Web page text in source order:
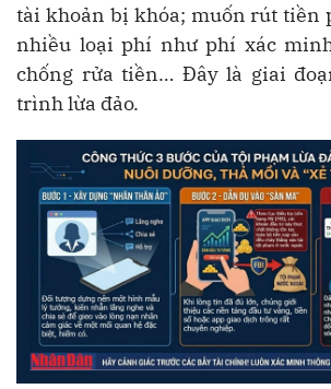
tài khoản bị khóa; muốn rút tiền
nhiều loại phí như phí xác
chống rửa tiền… Đây là giai
trình lừa đảo.